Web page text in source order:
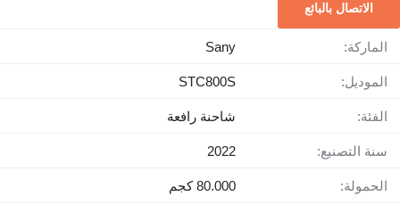
الاتصال بالبائع
الماركة: Sany
الموديل: STC800S
الفئة: شاحنة رافعة
سنة التصنيع: 2022
الحمولة: 80.000 كجم